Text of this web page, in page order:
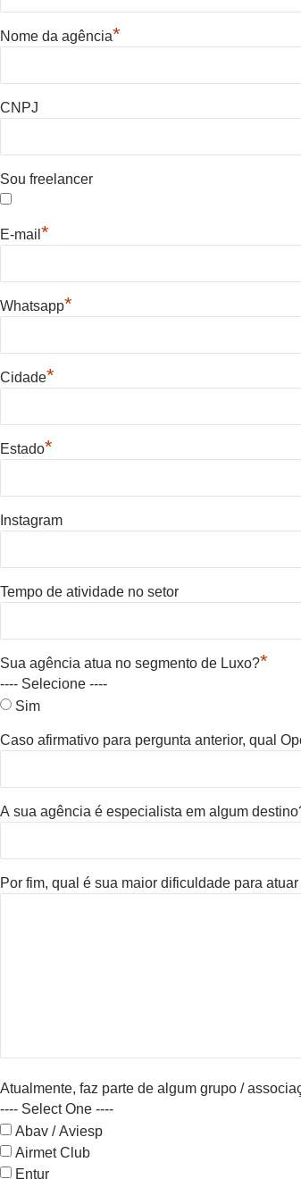
Nome da agência*
CNPJ
Sou freelancer
E-mail *
Whatsapp*
Cidade*
Estado*
Instagram
Tempo de atividade no setor
Sua agência atua no segmento de Luxo?*
---- Selecione ----
Sim
Caso afirmativo para pergunta anterior, qual
A sua agência é especialista em algum
Por fim, qual é sua maior dificuldade para
Atualmente, faz parte de algum grupo /
---- Select One ----
Abav / Aviesp
Airmet Club
Entur